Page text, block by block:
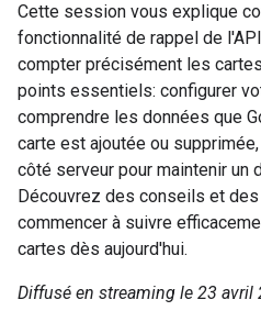
Cette session vous explique
fonctionnalité de rappel de
compter précisément les
points essentiels: configurer
comprendre les données que
carte est ajoutée ou
côté serveur pour maintenir un
Découvrez des conseils et
commencer à suivre
cartes dès aujourd'hui.
Diffusé en streaming le 23 avril